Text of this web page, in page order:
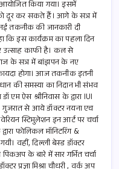
किया गया। इसमें
दूर कर सकते हैं। आगे के सत्र में
तकनीक की जानकारी दी
कि इस कार्यक्रम का पहला दिन
काफी है। कल से
के सत्र में बांझपन के नए
होगा। आज तकनीक इतनी
की समस्या का निदान भी संभव
ऐस श्रीनिवास के द्वारा IUI
गुजरात से आये डॉक्टर नयना एच
स्टिमुलेशन इन आर्ट पर चर्चा
फोलिकल मॉनिटरिंग &
वहीं, दिल्ली बेस्ड डॉक्टर
के बारे में सार गर्भित चर्चा